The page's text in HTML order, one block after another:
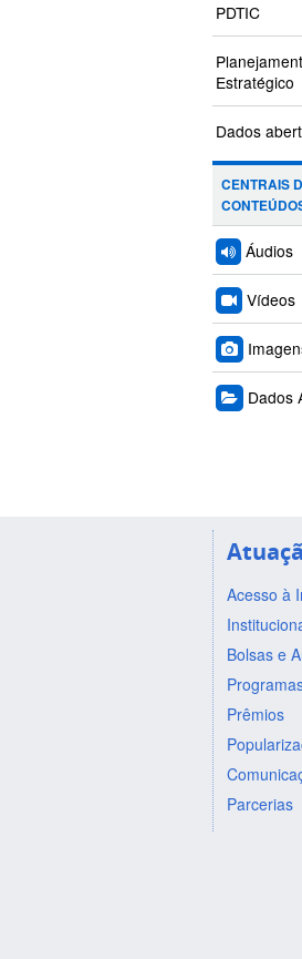
PDTIC
Estratégico
Dados
CENTRAIS
Áudios
Vídeos
Dados
Acesso à
Bolsas e
Prêmios
Parcerias